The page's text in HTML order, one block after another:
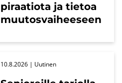
pi­raa­tio­ta ja tie­toa
muu­tos­vai­hee­seen
10.8.2026 | Uu­ti­nen